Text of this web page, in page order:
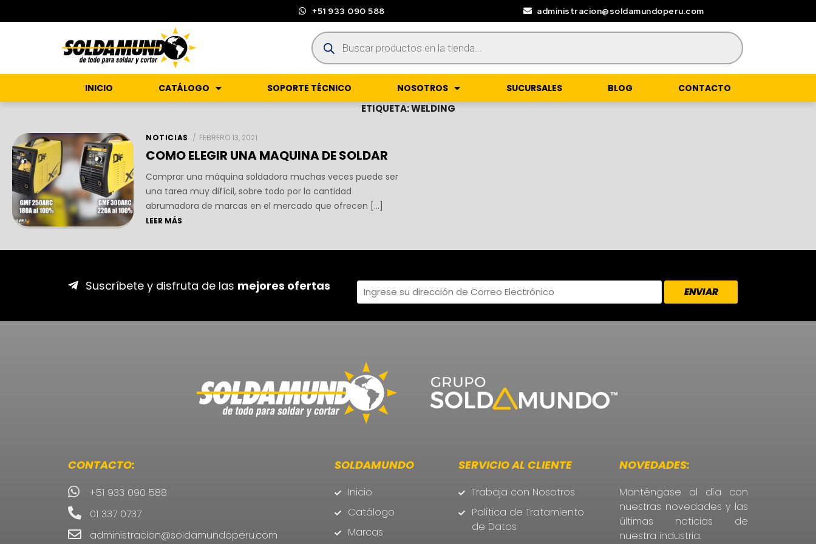
+51 933 090 588 administracion@soldamundoperu.com
INICIO CATÁLOGO SOPORTE TÉCNICO NOSOTROS SUCURSALES BLOG CONTACTO
ETIQUETA:WELDING
NOTICIAS FEBRERO 13, 2021
COMO ELEGIR UNA MAQUINA DE SOLDAR
Comprar una máquina soldadora muchas veces puede ser
una tarea muy difícil, sobre todo por la cantidad
abrumadora de marcas en el mercado que ofrecen […]
LEER MÁS
Suscríbete y disfruta de las mejores ofertas
CONTACTO:
+51 933 090 588
01 337 0737
administracion@soldamundoperu.com
SOLDAMUNDO
Inicio
Catálogo
Marcas
SERVICIO AL CLIENTE
Trabaja con Nosotros
Política de Tratamiento
de Datos
NOVEDADES:
Manténgase al día con
nuestras novedades y las
últimas noticias de
nuestra industria.